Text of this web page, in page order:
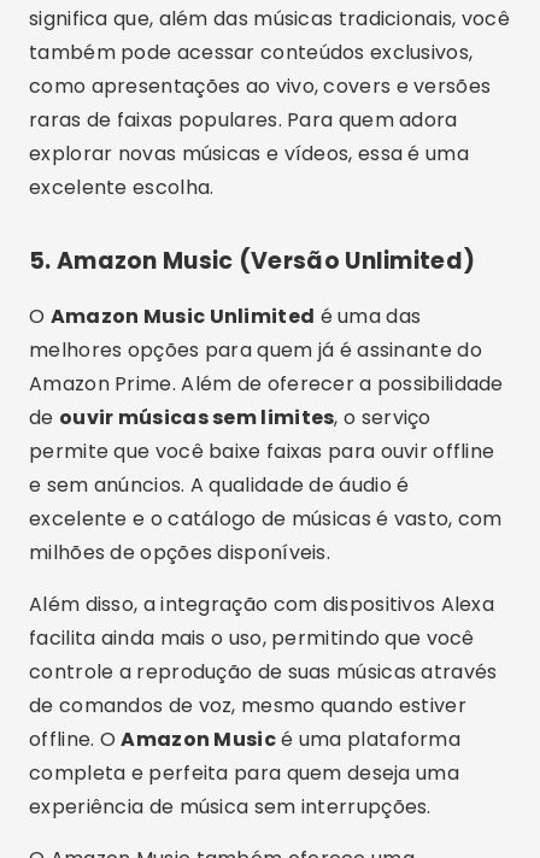
significa que, além das músicas tradicionais, você
também pode acessar conteúdos exclusivos,
como apresentações ao vivo, covers e versões
raras de faixas populares. Para quem adora
explorar novas músicas e vídeos, essa é uma
excelente escolha.
5.Amazon Music (Versão Unlimited)
O Amazon Music Unlimited é uma das
melhores opções para quem já é assinante do
Amazon Prime. Além de oferecer a possibilidade
de ouvir músicas sem limites, o serviço
permite que você baixe faixas para ouvir offline
e sem anúncios. A qualidade de áudio é
excelente e o catálogo de músicas é vasto, com
milhões de opções disponíveis.
Além disso, a integração com dispositivos Alexa
facilita ainda mais o uso, permitindo que você
controle a reprodução de suas músicas através
de comandos de voz, mesmo quando estiver
offline. OAmazon Musicé uma plataforma
completa e perfeita para quem deseja uma
experiência de música sem interrupções.